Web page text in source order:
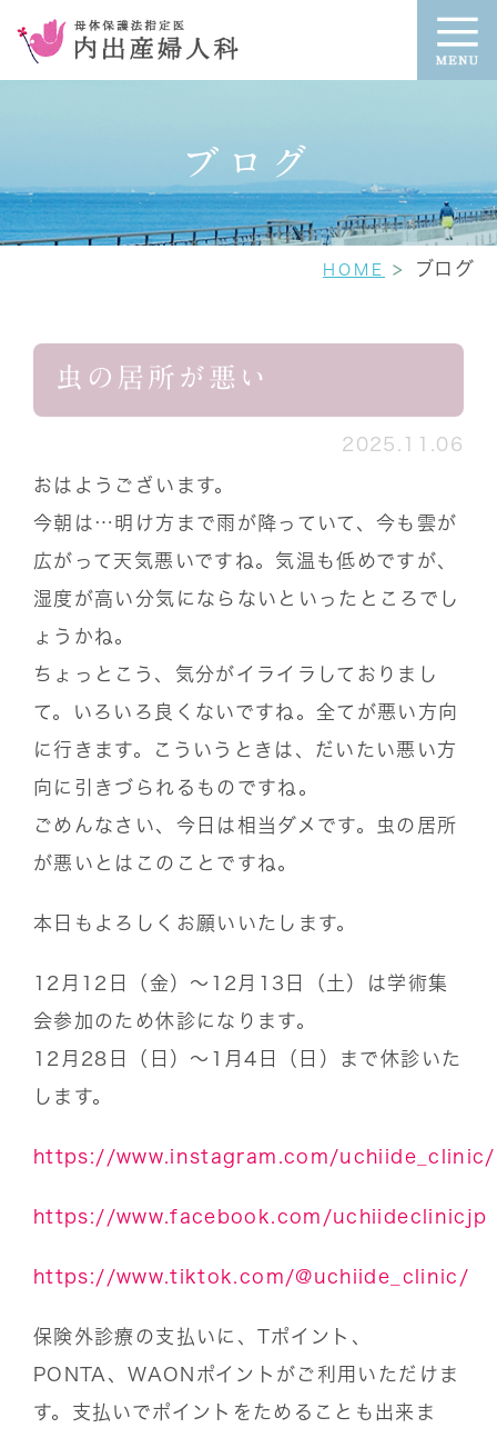
ブログ
HOME ブログ
虫の居所が悪い
2025.11.06
おはようございます。
今朝は…明け方まで雨が降っていて、今も雲が
広がって天気悪いですね。気温も低めですが、
湿度が高い分気にならないといったところでし
ょうかね。
ちょっとこう、気分がイライラしておりまし
て。いろいろ良くないですね。全てが悪い方向
に行きます。こういうときは、だいたい悪い方
向に引きづられるものですね。
ごめんなさい、今日は相当ダメです。虫の居所
が悪いとはこのことですね。
本日もよろしくお願いいたします。
12月12日（金）〜12月13日（土）は学術集
会参加のため休診になります。
12月28日（日）〜1月4日（日）まで休診いた
します。
https://www.instagram.com/uchiide_clinic/
https://www.facebook.com/uchiideclinicjp
https://www.tiktok.com/@uchiide_clinic/
保険外診療の支払いに、Tポイント、
PONTA、WAONポイントがご利用いただけま
す。支払いでポイントをためることも出来ま